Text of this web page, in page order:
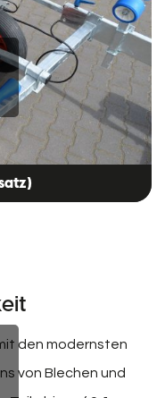
den modernsten
von Blechen und